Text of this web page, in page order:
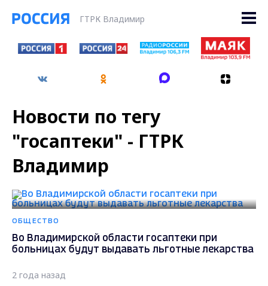
ГТРК Владимир
Новости по тегу
"госаптеки" - ГТРК
Владимир
ОБЩЕСТВО
Во Владимирской области госаптеки при
больницах будут выдавать льготные лекарства
2 года назад